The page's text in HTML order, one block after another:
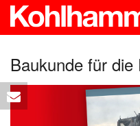
Baukunde für die